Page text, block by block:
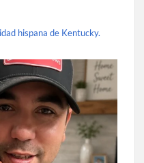
hispana de Kentucky.